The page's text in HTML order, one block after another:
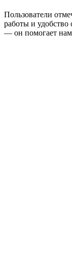
Пользователи
работы и удобство
— он помогает нам